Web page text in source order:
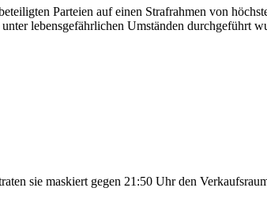
Parteien auf einen Strafrahmen von
lebensgefährlichen Umständen durchgeführt
sie maskiert gegen 21:50 Uhr den